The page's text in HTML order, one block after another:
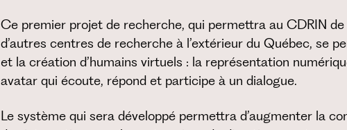
Ce premier projet de recherche, qui permettra au CDRIN
d’autres centres de recherche à l’extérieur du Québec, se
et la création d’humains virtuels : la représentation
avatar qui écoute, répond et participe à un dialogue.
Le système qui sera développé permettra d’augmenter la